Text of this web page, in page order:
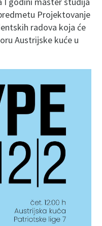
Projektovanje
radova koja će
Austrijske kuće u